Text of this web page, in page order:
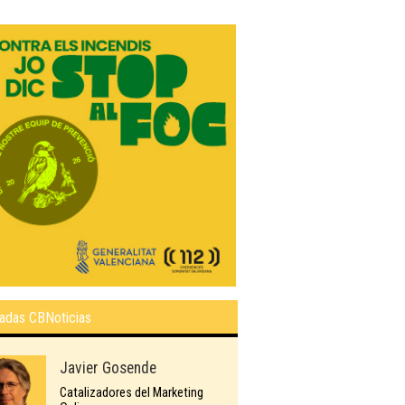
CBNoticias
Javier Gosende
Catalizadores del Marketing